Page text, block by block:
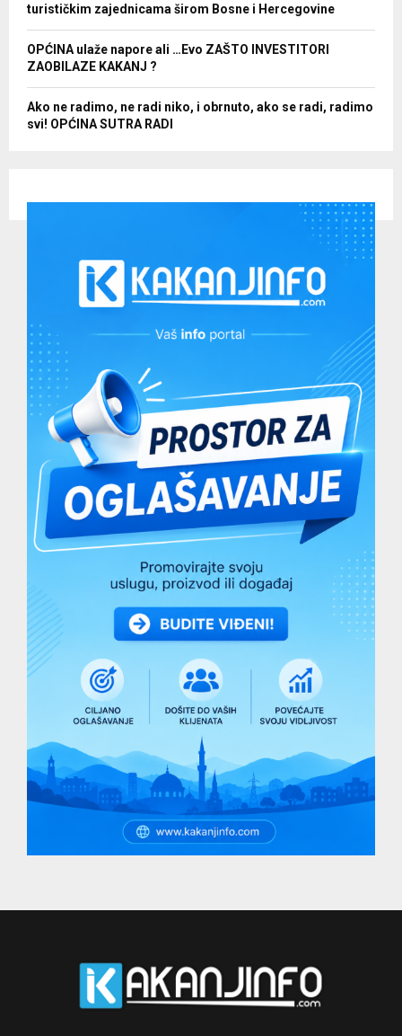
turističkim zajednicama širom Bosne i Hercegovine
OPĆINA ulaže napore ali …Evo ZAŠTO INVESTITORI
ZAOBILAZE KAKANJ ?
Ako ne radimo, ne radi niko, i obrnuto, ako se radi, radimo
svi! OPĆINA SUTRA RADI